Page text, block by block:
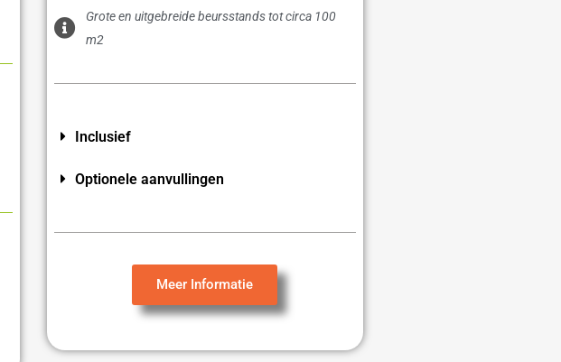
Grote en uitgebreide beursstands tot circa 100
m2
Inclusief
Optionele aanvullingen
Meer Informatie